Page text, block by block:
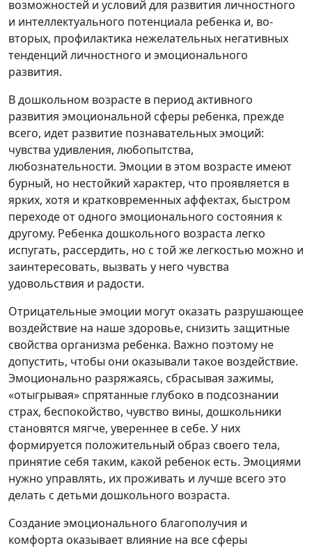
возможностей и условий для развития личностного
и интеллектуального потенциала ребенка и, во-
вторых, профилактика нежелательных негативных
тенденций личностного и эмоционального
развития.
В дошкольном возрасте в период активного
развития эмоциональной сферы ребенка, прежде
всего, идет развитие познавательных эмоций:
чувства удивления, любопытства,
любознательности. Эмоции в этом возрасте имеют
бурный, но нестойкий характер, что проявляется в
ярких, хотя и кратковременных аффектах, быстром
переходе от одного эмоционального состояния к
другому. Ребенка дошкольного возраста легко
испугать, рассердить, но с той же легкостью можно и
заинтересовать, вызвать у него чувства
удовольствия и радости.
Отрицательные эмоции могут оказать разрушающее
воздействие на наше здоровье, снизить защитные
свойства организма ребенка. Важно поэтому не
допустить, чтобы они оказывали такое воздействие.
Эмоционально разряжаясь, сбрасывая зажимы,
«отыгрывая» спрятанные глубоко в подсознании
страх, беспокойство, чувство вины, дошкольники
становятся мягче, увереннее в себе. У них
формируется положительный образ своего тела,
принятие себя таким, какой ребенок есть. Эмоциями
нужно управлять, их проживать и лучше всего это
делать с детьми дошкольного возраста.
Создание эмоционального благополучия и
комфорта оказывает влияние на все сферы